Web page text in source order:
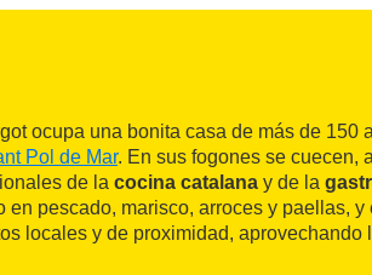
ocupa una bonita casa de más de 150
Pol de Mar. En sus fogones se cuecen,
de la cocina catalana y de la
en pescado, marisco, arroces y paellas, y
locales y de proximidad, aprovechando